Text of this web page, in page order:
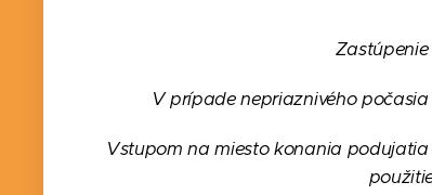
V prípade nepriaznivého
Vstupom na miesto konania